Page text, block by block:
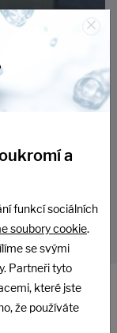
nás.
×
a
funkcí sociálních
soubory cookie.
se svými
Partneři tyto
které jste
že používáte